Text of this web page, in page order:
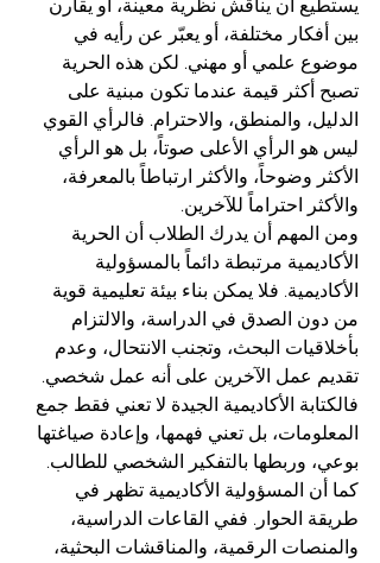
يستطيع أن يناقش نظرية معينة، أو يقارن
بين أفكار مختلفة، أو يعبّر عن رأيه في
موضوع علمي أو مهني. لكن هذه الحرية
تصبح أكثر قيمة عندما تكون مبنية على
الدليل، والمنطق، والاحترام. فالرأي القوي
ليس هو الرأي الأعلى صوتاً، بل هو الرأي
الأكثر وضوحاً، والأكثر ارتباطاً بالمعرفة،
والأكثر احتراماً للآخرين.
ومن المهم أن يدرك الطلاب أن الحرية
الأكاديمية مرتبطة دائماً بالمسؤولية
الأكاديمية. فلا يمكن بناء بيئة تعليمية قوية
من دون الصدق في الدراسة، والالتزام
بأخلاقيات البحث، وتجنب الانتحال، وعدم
تقديم عمل الآخرين على أنه عمل شخصي.
فالكتابة الأكاديمية الجيدة لا تعني فقط جمع
المعلومات، بل تعني فهمها، وإعادة صياغتها
بوعي، وربطها بالتفكير الشخصي للطالب.
كما أن المسؤولية الأكاديمية تظهر في
طريقة الحوار. ففي القاعات الدراسية،
والمنصات الرقمية، والمناقشات البحثية،